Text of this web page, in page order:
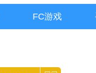
FC游戏